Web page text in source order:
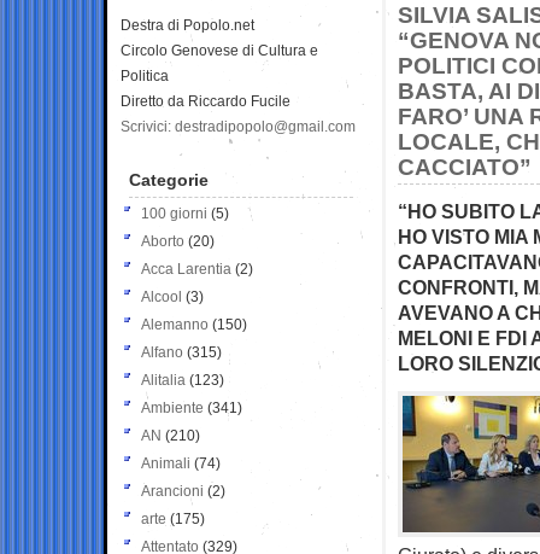
SILVIA
“GENOVA
POLITICI
BASTA, AI
FARO’ UNA
LOCALE,
CACCIATO”
“HO SUBITO
HO VISTO MIA
CONFRONTI,
AVEVANO A
MELONI E FDI
LORO
Destra di Popolo.net
Circolo Genovese di Cultura e
Politica
Diretto da Riccardo Fucile
Scrivici: destradipopolo@gmail.com
Categorie
100 giorni (5)
Aborto (20)
Acca Larentia (2)
Alcool (3)
Alemanno (150)
Alfano (315)
Alitalia (123)
Ambiente (341)
AN (210)
Animali (74)
Arancioni (2)
arte (175)
Attentato (329)